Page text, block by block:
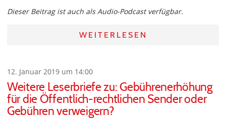
Dieser Beitrag ist auch als Audio-Podcast verfügbar.
WEITERLESEN
12. Januar 2019 um 14:00
Weitere Leserbriefe zu: Gebührenerhöhung
für die Öffentlich-rechtlichen Sender oder
Gebühren verweigern?